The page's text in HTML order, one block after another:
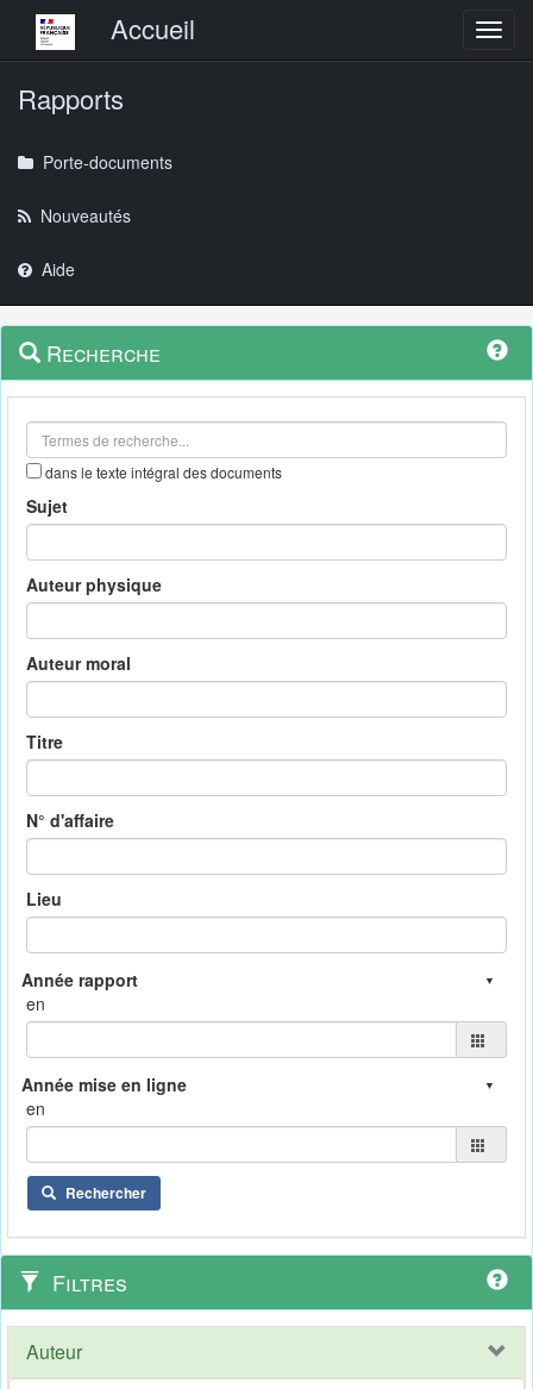
Menu principalAccueil
Rapports
Porte-documents
Nouveautés
Aide
Navigation
outils
Menu
contextuel
Recherche
dans le texte intégral des documents
Sujet
Auteur physique
Auteur moral
Titre
N° d'affaire
Lieu
en
en
Rechercher
Filtres
Auteur